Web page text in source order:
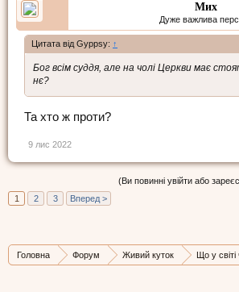
Мих
Дуже важлива
Цитата від Gyppsy: ↑
Бог всім суддя, але на чолі Церкви має
нє?
Та хто ж проти?
9 лис 2022
(Ви повинні увійти або
1
2 3 Вперед >
Головна Форум Живий куток
Що у світі